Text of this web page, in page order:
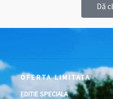
Dă
OFERTA LIMITATA
EDITIE SPECIALA